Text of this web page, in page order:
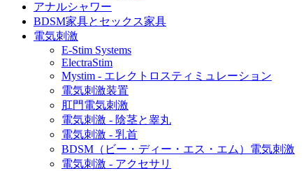
アナルシャワー
BDSM家具とセックス家具
電気刺激
E-Stim Systems
ElectraStim
Mystim - エレクトロスティミュレーション
電気刺激装置
肛門電気刺激
電気刺激 - 陰茎と睾丸
電気刺激 - 乳首
BDSM（ビー・ディー・エス・エム）電気刺激
電気刺激 - アクセサリ